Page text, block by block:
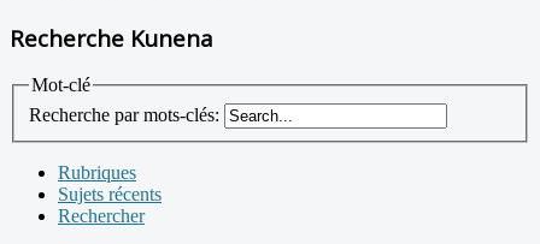
Recherche Kunena
Mot-clé
Recherche par mots-clés:
Rubriques
Sujets récents
Rechercher